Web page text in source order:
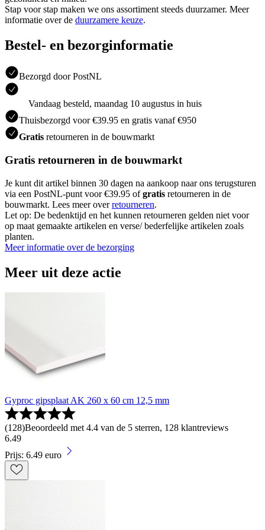
Stap voor stap maken we ons assortiment steeds duurzamer. Meer
informatie over de duurzamere keuze.
Bestel- en bezorginformatie
Bezorgd door PostNL
Vandaag besteld, maandag 10 augustus in huis
Thuisbezorgd voor €39.95 en gratis vanaf €950
Gratis retourneren in de bouwmarkt
Gratis retourneren in de bouwmarkt
Je kunt dit artikel binnen 30 dagen na aankoop naar ons terugsturen
via een PostNL-punt voor €39.95 ofgratis retourneren in de
bouwmarkt. Lees meer overretourneren.
Let op: De bedenktijd en het kunnen retourneren gelden niet voor
op maat gemaakte artikelen en verse/ bederfelijke artikelen zoals
planten.
Meer informatie over de bezorging
Meer uit deze actie
Gyproc gipsplaat AK 260 x 60 cm 12,5 mm
(128)Beoordeeld met 4.4 van de 5 sterren, 128 klantreviews
6.49
Prijs: 6.49 euro